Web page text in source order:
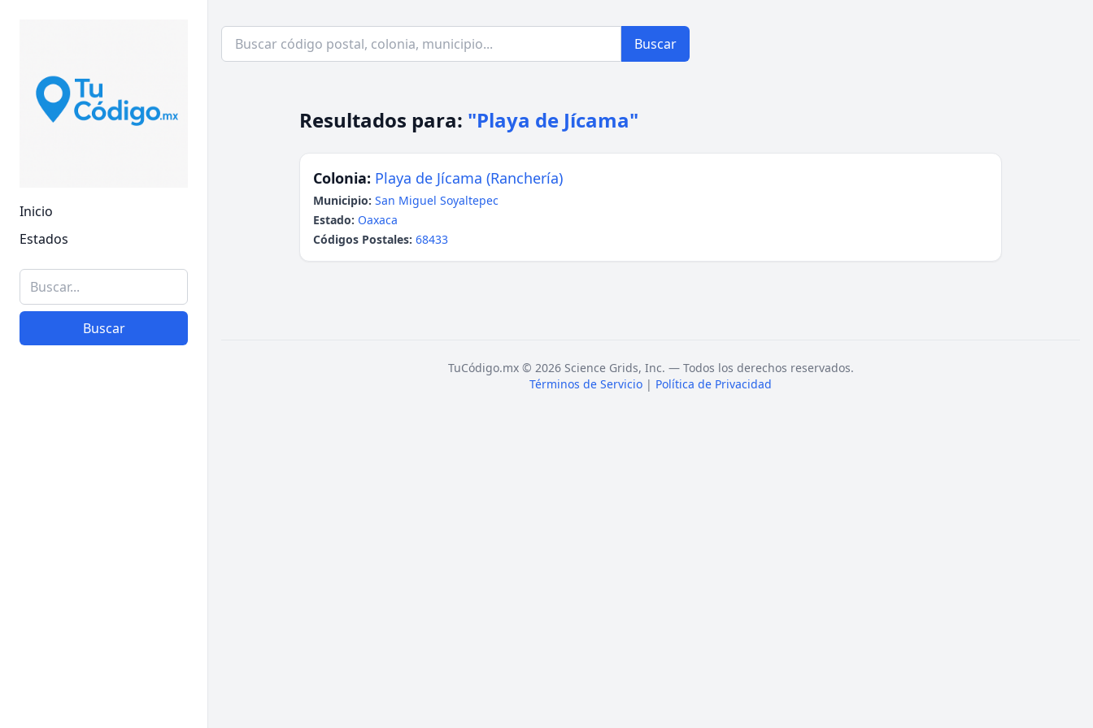
Inicio
Estados
Buscar
Buscar
Resultados para: "Playa de Jícama"
Colonia: Playa de Jícama (Ranchería)
Municipio: San Miguel Soyaltepec
Estado: Oaxaca
Códigos Postales: 68433
TuCódigo.mx © 2026 Science Grids, Inc. — Todos los derechos reservados.
Términos de Servicio | Política de Privacidad